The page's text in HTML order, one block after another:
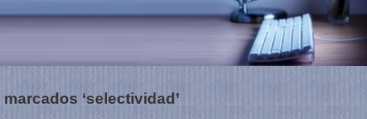
‘selectividad’